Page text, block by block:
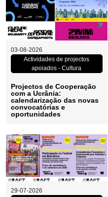
Projectos
Cooperação
com
a
Ucrânia:
calendarização
03-08-2026
Actividades de projectos
apoiados - Cultura
Projectos de Cooperação
com a Ucrânia:
calendarização das novas
convocatórias e
oportunidades
"Craft
29-07-2026